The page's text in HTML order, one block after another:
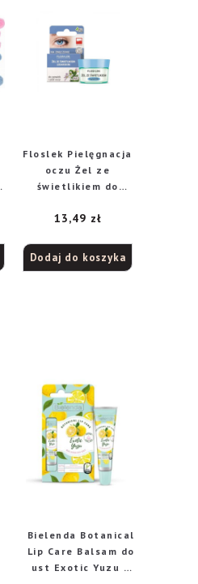
Floslek Pielęgnacja
oczu Żel ze
świetlikiem do
13,49 zł
Dodaj do koszyka
Bielenda Botanical
Lip Care Balsam do
ust Exotic Yuzu –